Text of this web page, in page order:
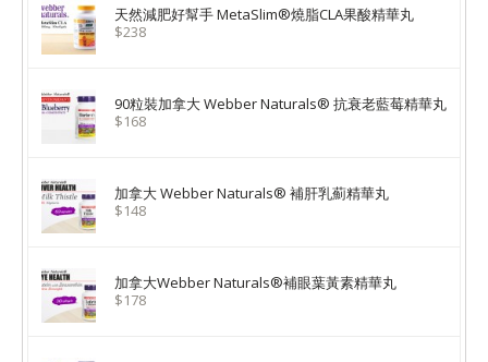
天然減肥好幫手 MetaSlim®燒脂CLA果酸精華丸
$238
90粒裝加拿大 Webber Naturals® 抗衰老藍莓精華丸
$168
加拿大 Webber Naturals® 補肝乳薊精華丸
$148
加拿大Webber Naturals®補眼葉黃素精華丸
$178